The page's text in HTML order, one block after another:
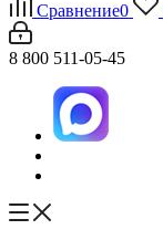
Сравнение0
8 800 511-05-45